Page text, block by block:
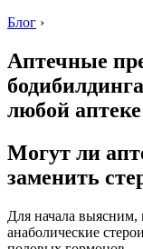
Блог ›
Аптечные
любой аптеке
Могут ли
заменить
Для начала
анаболические